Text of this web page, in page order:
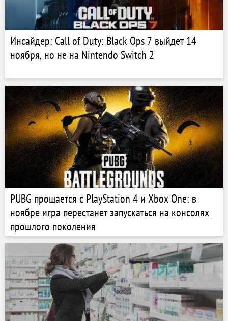
Инсайдер: Call of Duty: Black Ops 7 выйдет 14
ноября, но не на Nintendo Switch 2
PUBG прощается с PlayStation 4 и Xbox One: в
ноябре игра перестанет запускаться на консолях
прошлого поколения